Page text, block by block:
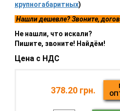
крупногабаритных)
Нашли дешевле? Звоните,
Не нашли, что искали?
Пишите, звоните! Найдём!
Цена с НДС
378.20 грн.